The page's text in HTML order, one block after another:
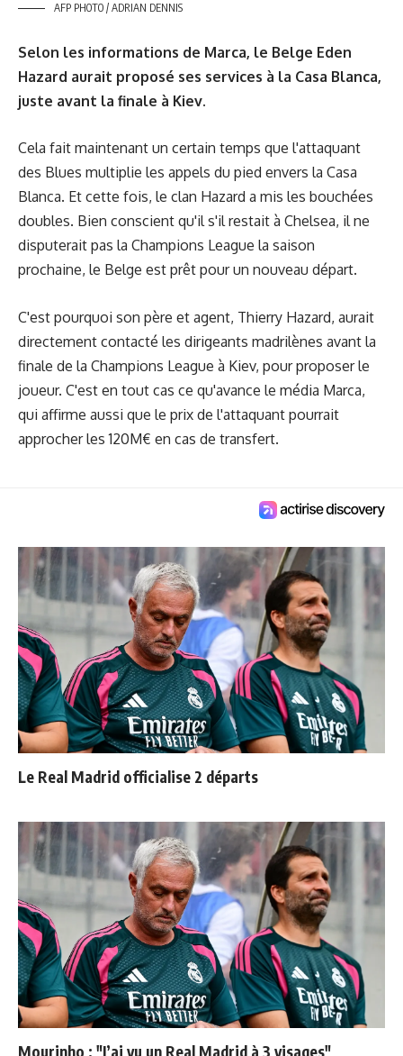
AFP PHOTO / ADRIAN DENNIS
Selon les informations de Marca, le Belge Eden
Hazard aurait proposé ses services à la Casa Blanca,
juste avant la finale à Kiev.
Cela fait maintenant un certain temps que l'attaquant
des Blues multiplie les appels du pied envers la Casa
Blanca. Et cette fois, le clan Hazard a mis les bouchées
doubles. Bien conscient qu'il s'il restait à Chelsea, il ne
disputerait pas la Champions League la saison
prochaine, le Belge est prêt pour un nouveau départ.
C'est pourquoi son père et agent, Thierry Hazard, aurait
directement contacté les dirigeants madrilènes avant la
finale de la Champions League à Kiev, pour proposer le
joueur. C'est en tout cas ce qu'avance le média Marca,
qui affirme aussi que le prix de l'attaquant pourrait
approcher les 120M€ en cas de transfert.
Le Real Madrid officialise 2 départs
Mourinho : "J’ai vu un Real Madrid à 3 visages"